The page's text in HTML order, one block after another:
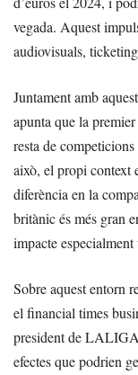
vegada. Aquest
audiovisuals,
Juntament amb
apunta que la
resta de
això, el propi context
diferència en la
britànic és més gran
impacte
Sobre aquest entorn
el financial times
president de
efectes que podrien